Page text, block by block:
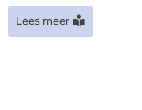
Lees meer